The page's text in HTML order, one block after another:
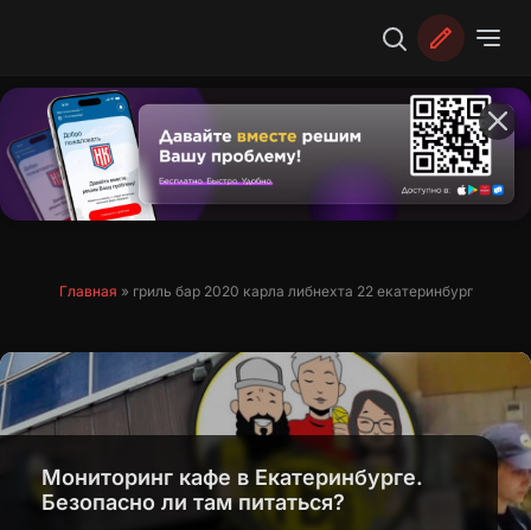
Главная » гриль бар 2020 карла либнехта 22 екатеринбург
Мониторинг кафе в Екатеринбурге.
Безопасно ли там питаться?